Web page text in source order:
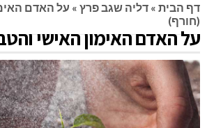
דף הבית » דליה שגב פרץ » על האדם
(חורף)
על האדם האימון האישי